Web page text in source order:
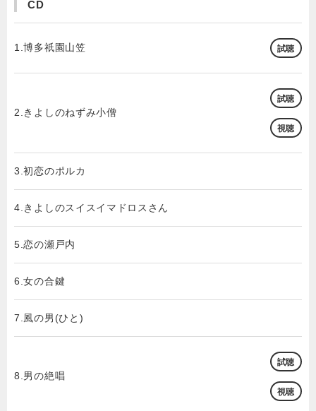
CD
1.博多祇園山笠 試聴
2.きよしのねずみ小僧
試聴
視聴
3.初恋のポルカ
4.きよしのスイスイマドロスさん
5.恋の瀬戸内
6.女の合鍵
7.風の男(ひと)
8.男の絶唱
試聴
視聴